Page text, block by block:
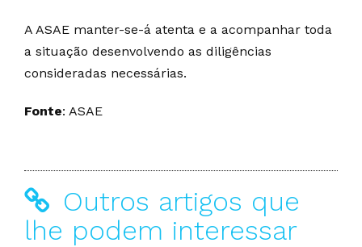
A ASAE manter-se-á atenta e a acompanhar toda
a situação desenvolvendo as diligências
consideradas necessárias.
Fonte: ASAE
Outros artigos que
lhe podem interessar